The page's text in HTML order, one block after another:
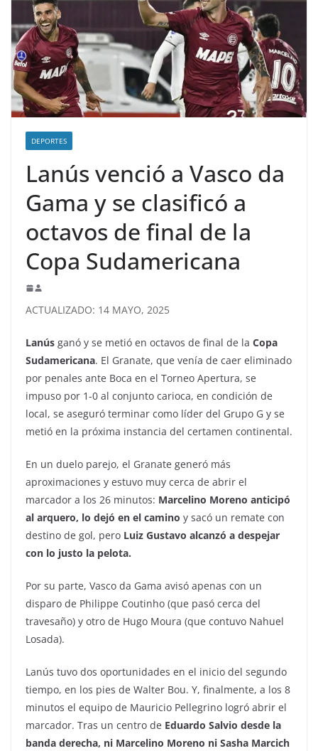
DEPORTES
Lanús venció a Vasco da
Gama y se clasificó a
octavos de final de la
Copa Sudamericana
ACTUALIZADO: 14 MAYO, 2025
Lanús ganó y se metió en octavos de final de la Copa
Sudamericana. El Granate, que venía de caer eliminado
por penales ante Boca en el Torneo Apertura, se
impuso por 1-0 al conjunto carioca, en condición de
local, se aseguró terminar como líder del Grupo G y se
metió en la próxima instancia del certamen continental.
En un duelo parejo, el Granate generó más
aproximaciones y estuvo muy cerca de abrir el
marcador a los 26 minutos: Marcelino Moreno anticipó
al arquero, lo dejó en el camino y sacó un remate con
destino de gol, pero Luiz Gustavo alcanzó a despejar
con lo justo la pelota.
Por su parte, Vasco da Gama avisó apenas con un
disparo de Philippe Coutinho (que pasó cerca del
travesaño) y otro de Hugo Moura (que contuvo Nahuel
Losada).
Lanús tuvo dos oportunidades en el inicio del segundo
tiempo, en los pies de Walter Bou. Y, finalmente, a los 8
minutos el equipo de Mauricio Pellegrino logró abrir el
marcador. Tras un centro de Eduardo Salvio desde la
banda derecha, ni Marcelino Moreno ni Sasha Marcich